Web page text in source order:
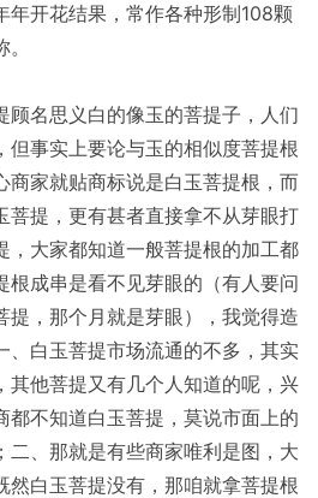
年开花结果，常作各种形制108颗
顾名思义白的像玉的菩提子，人们
但事实上要论与玉的相似度菩提根
商家就贴商标说是白玉菩提根，而
菩提，更有甚者直接拿不从芽眼打
，大家都知道一般菩提根的加工都
根成串是看不见芽眼的（有人要问
提，那个月就是芽眼），我觉得造
、白玉菩提市场流通的不多，其实
其他菩提又有几个人知道的呢，兴
都不知道白玉菩提，莫说市面上的
二、那就是有些商家唯利是图，大
然白玉菩提没有，那咱就拿菩提根